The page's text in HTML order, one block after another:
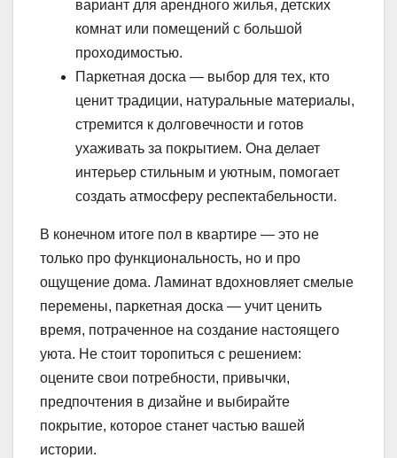
вариант для арендного жилья, детских
комнат или помещений с большой
проходимостью.
Паркетная доска — выбор для тех, кто
ценит традиции, натуральные материалы,
стремится к долговечности и готов
ухаживать за покрытием. Она делает
интерьер стильным и уютным, помогает
создать атмосферу респектабельности.
В конечном итоге пол в квартире — это не
только про функциональность, но и про
ощущение дома. Ламинат вдохновляет смелые
перемены, паркетная доска — учит ценить
время, потраченное на создание настоящего
уюта. Не стоит торопиться с решением:
оцените свои потребности, привычки,
предпочтения в дизайне и выбирайте
покрытие, которое станет частью вашей
истории.